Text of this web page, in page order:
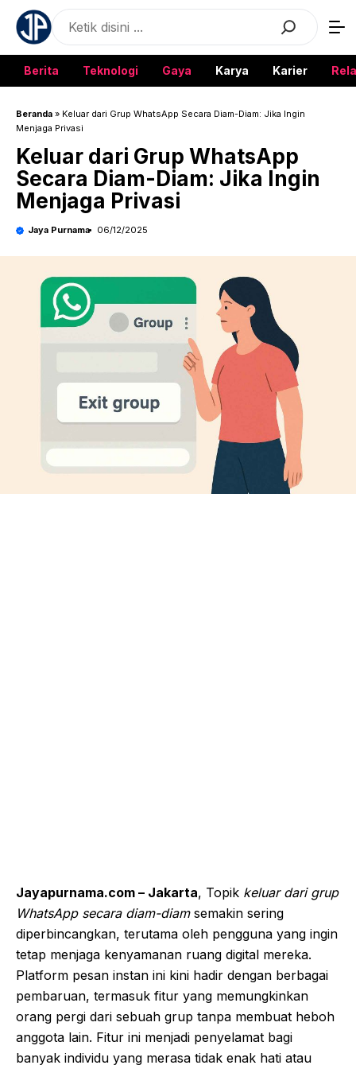
Langsung
Berita Teknologi Gaya Karya Karier
Beranda » Keluar dari Grup WhatsApp Secara Diam-Diam: Jika Ingin
Menjaga Privasi
Keluar dari Grup WhatsApp
Secara Diam-Diam: Jika Ingin
Menjaga Privasi
Jaya Purnama 06/12/2025
Jayapurnama.com – Jakarta, Topik keluar dari grup
WhatsApp secara diam-diamsemakin sering
diperbincangkan, terutama oleh pengguna yang ingin
tetap menjaga kenyamanan ruang digital mereka.
Platform pesan instan ini kini hadir dengan berbagai
pembaruan, termasuk fitur yang memungkinkan
orang pergi dari sebuah grup tanpa membuat heboh
anggota lain. Fitur ini menjadi penyelamat bagi
banyak individu yang merasa tidak enak hati atau